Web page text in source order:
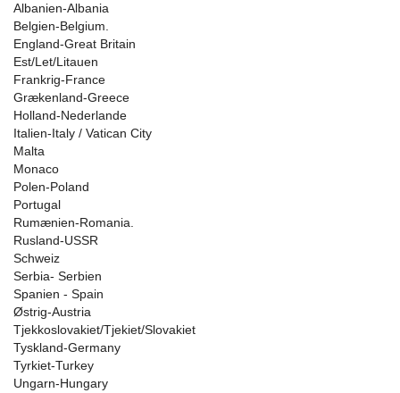
Albanien-Albania
Belgien-Belgium.
England-Great Britain
Est/Let/Litauen
Frankrig-France
Grækenland-Greece
Holland-Nederlande
Italien-Italy / Vatican City
Malta
Monaco
Polen-Poland
Portugal
Rumænien-Romania.
Rusland-USSR
Schweiz
Serbia- Serbien
Spanien - Spain
Østrig-Austria
Tjekkoslovakiet/Tjekiet/Slovakiet
Tyskland-Germany
Tyrkiet-Turkey
Ungarn-Hungary